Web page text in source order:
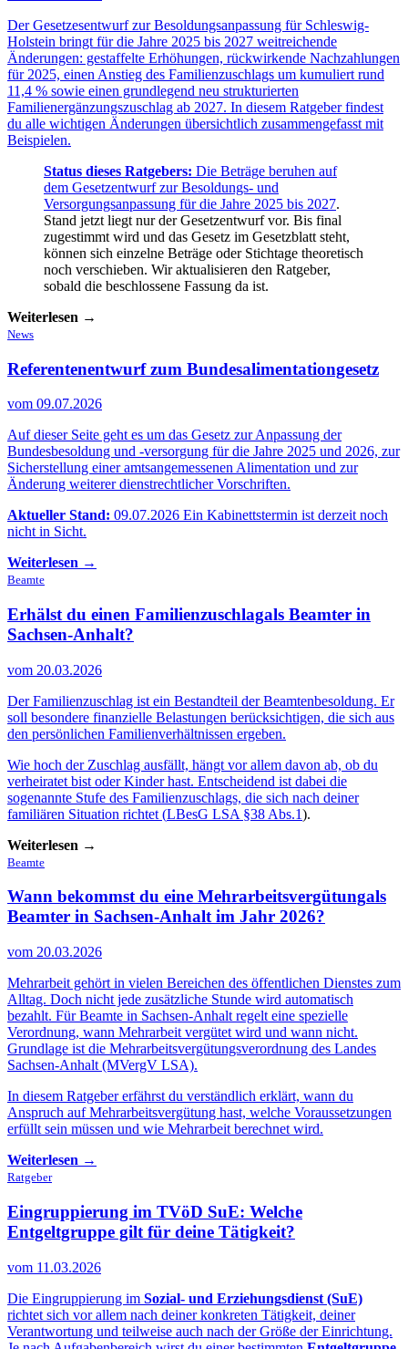
Der Gesetzesentwurf zur Besoldungsanpassung für Schleswig-
Holstein bringt für die Jahre 2025 bis 2027 weitreichende
Änderungen: gestaffelte Erhöhungen, rückwirkende Nachzahlungen
für 2025, einen Anstieg des Familienzuschlags um kumuliert rund
11,4 % sowie einen grundlegend neu strukturierten
Familienergänzungszuschlag ab 2027. In diesem Ratgeber findest
du alle wichtigen Änderungen übersichtlich zusammengefasst mit
Beispielen.
Status dieses Ratgebers: Die Beträge beruhen auf
dem Gesetzentwurf zur Besoldungs- und
Versorgungsanpassung für die Jahre 2025 bis 2027.
Stand jetzt liegt nur der Gesetzentwurf vor. Bis final
zugestimmt wird und das Gesetz im Gesetzblatt steht,
können sich einzelne Beträge oder Stichtage theoretisch
noch verschieben. Wir aktualisieren den Ratgeber,
sobald die beschlossene Fassung da ist.
Weiterlesen →
News
Referentenentwurfzum Bundesalimentationgesetz
vom 09.07.2026
Auf dieser Seite geht es um das Gesetz zur Anpassung der
Bundesbesoldung und -versorgung für die Jahre 2025 und 2026, zur
Sicherstellung einer amtsangemessenen Alimentation und zur
Änderung weiterer dienstrechtlicher Vorschriften.
Aktueller Stand: 09.07.2026 Ein Kabinettstermin ist derzeit noch
nicht in Sicht.
Weiterlesen →
Beamte
Erhälst du einen Familienzuschlagals Beamter in
Sachsen-Anhalt?
vom 20.03.2026
Der Familienzuschlag ist ein Bestandteil der Beamtenbesoldung. Er
soll besondere finanzielle Belastungen berücksichtigen, die sich aus
den persönlichen Familienverhältnissen ergeben.
Wie hoch der Zuschlag ausfällt, hängt vor allem davon ab, ob du
verheiratet bist oder Kinder hast. Entscheidend ist dabei die
sogenannte Stufe des Familienzuschlags, die sich nach deiner
familiären Situation richtet (LBesG LSA §38 Abs.1).
Weiterlesen →
Beamte
Wann bekommst du eine Mehrarbeitsvergütungals
Beamter in Sachsen-Anhalt im Jahr 2026?
vom 20.03.2026
Mehrarbeit gehört in vielen Bereichen des öffentlichen Dienstes zum
Alltag. Doch nicht jede zusätzliche Stunde wird automatisch
bezahlt. Für Beamte in Sachsen-Anhalt regelt eine spezielle
Verordnung, wann Mehrarbeit vergütet wird und wann nicht.
Grundlage ist die Mehrarbeitsvergütungsverordnung des Landes
Sachsen-Anhalt (MVergV LSA).
In diesem Ratgeber erfährst du verständlich erklärt, wann du
Anspruch auf Mehrarbeitsvergütung hast, welche Voraussetzungen
erfüllt sein müssen und wie Mehrarbeit berechnet wird.
Weiterlesen →
Ratgeber
Eingruppierung im TVöD SuE: Welche
Entgeltgruppe gilt für deine Tätigkeit?
vom 11.03.2026
Die Eingruppierung im Sozial- und Erziehungsdienst (SuE)
richtet sich vor allem nach deiner konkreten Tätigkeit, deiner
Verantwortung und teilweise auch nach der Größe der Einrichtung.